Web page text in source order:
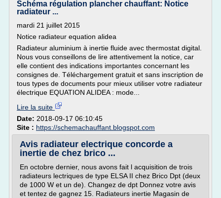
Schéma régulation plancher chauffant: Notice
radiateur ...
mardi 21 juillet 2015
Notice radiateur equation alidea
Radiateur aluminium à inertie fluide avec thermostat digital.
Nous vous conseillons de lire attentivement la notice, car
elle contient des indications importantes concernant les
consignes de. Téléchargement gratuit et sans inscription de
tous types de documents pour mieux utiliser votre radiateur
électrique EQUATION ALIDEA : mode...
Lire la suite
Date: 2018-09-17 06:10:45
Site : https://schemachauffant.blogspot.com
Avis radiateur electrique concorde a
inertie de chez brico ...
En octobre dernier, nous avons fait l acquisition de trois
radiateurs lectriques de type ELSA II chez Brico Dpt (deux
de 1000 W et un de). Changez de dpt Donnez votre avis
et tentez de gagnez 15. Radiateurs inertie Magasin de